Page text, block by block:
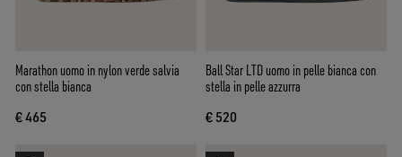
Marathon uomo in nylon verde salvia
con stella bianca
€ 465
Ball Star LTD uomo in pelle bianca con
stella in pelle azzurra
€ 520